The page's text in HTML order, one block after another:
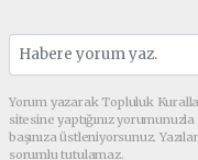
Yorum yazarak Topluluk
sitesine yaptığınız
başınıza üstleniyorsunuz.
sorumlu tutulamaz.